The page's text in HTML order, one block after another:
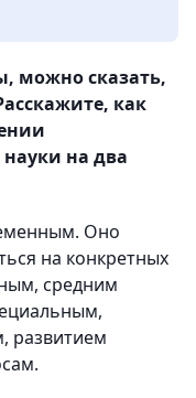
можно сказать,
как
на два
Оно
на конкретных
средним
развитием